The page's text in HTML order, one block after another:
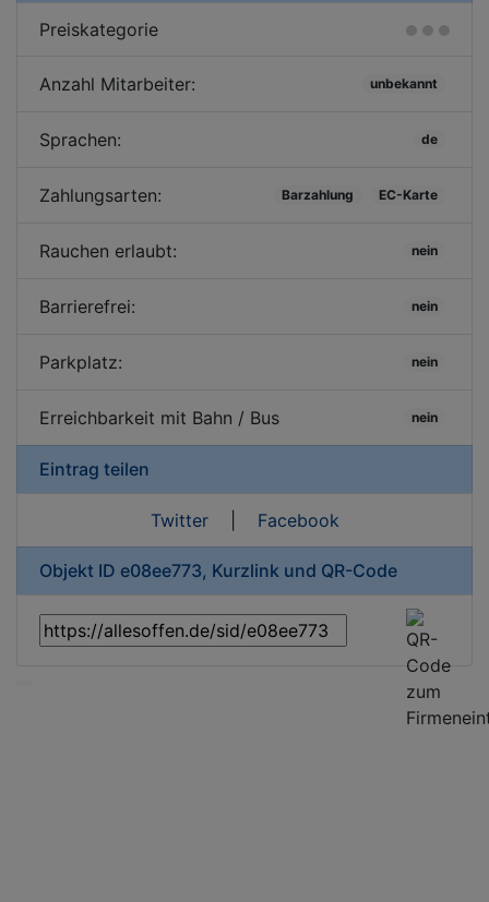
Preiskategorie
Anzahl Mitarbeiter: unbekannt
Sprachen: de
Zahlungsarten: Barzahlung EC-Karte
Rauchen erlaubt: nein
Barrierefrei: nein
Parkplatz: nein
Erreichbarkeit mit Bahn / Bus nein
Eintrag teilen
Twitter| Facebook
Objekt ID e08ee773, Kurzlink und QR-Code